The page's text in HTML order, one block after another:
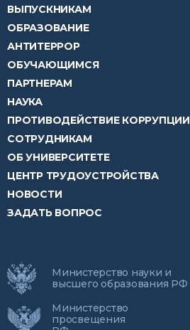
ВЫПУСКНИКАМ
ОБРАЗОВАНИЕ
АНТИТЕРРОР
ОБУЧАЮЩИМСЯ
ПАРТНЕРАМ
НАУКА
ПРОТИВОДЕЙСТВИЕ КОРРУПЦИИ
СОТРУДНИКАМ
ОБ УНИВЕРСИТЕТЕ
ЦЕНТР ТРУДОУСТРОЙСТВА
НОВОСТИ
ЗАДАТЬ ВОПРОС
Министерство науки и
высшего образования РФ
Министерство
просвещения